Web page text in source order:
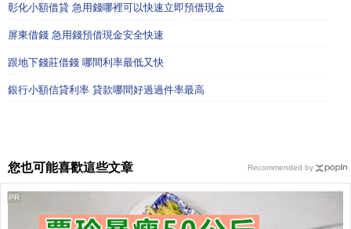
彰化小額借貸 急用錢哪裡可以快速立即預借現金
屏東借錢 急用錢預借現金安全快速
跟地下錢莊借錢 哪間利率最低又快
銀行小額信貸利率 貸款哪間好過過件率最高
您也可能喜歡這些文章
PR
Recommended by